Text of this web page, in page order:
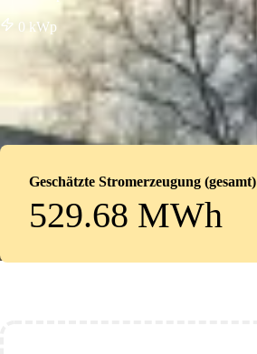
0 kWp
Geschätzte Stromerzeugung (gesamt)
529.68 MWh